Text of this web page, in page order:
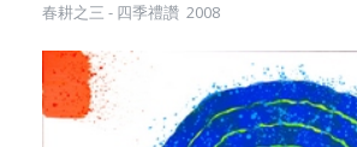
春耕之三 - 四季禮讚 2008